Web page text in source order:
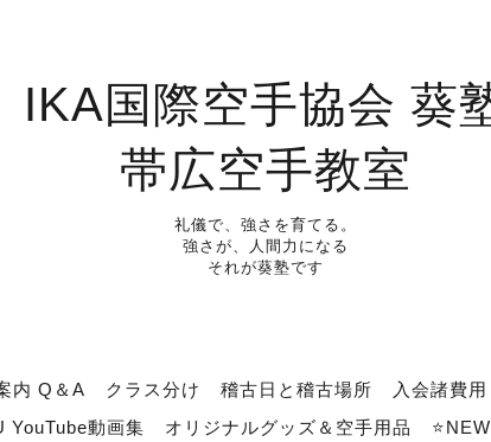
IKA国際空手協会 葵
帯広空手教室
礼儀で、強さを育てる。
強さが、人間力になる
それが葵塾です
内 Q＆A クラス分け 稽古日と稽古場所 入会諸費用
YouTube動画集
オリジナルグッズ＆空手用品